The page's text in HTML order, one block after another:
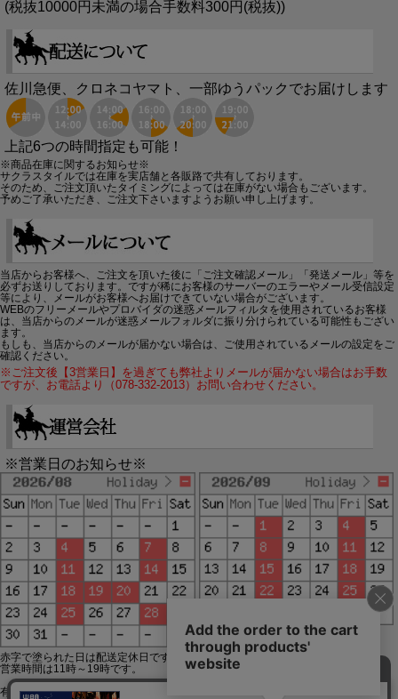
(税抜10000円未満の場合手数料300円(税抜))
佐川急便、クロネコヤマト、一部ゆうパックでお届けします
上記6つの時間指定も可能！
※商品在庫に関するお知らせ※
サクラスタイルでは在庫を実店舗と各販路で共有しております。
そのため、ご注文頂いたタイミングによっては在庫がない場合もございます。
予めご了承いただき、ご注文下さいますようお願い申し上げます。
当店からお客様へ、ご注文を頂いた後に「ご注文確認メール」「発送メール」等を
必ずお送りしております。ですが稀にお客様のサーバーのエラーやメール受信設定
等により、メールがお客様へお届けできていない場合がございます。
WEBのフリーメールやプロバイダの迷惑メールフィルタを使用されているお客様
は、当店からのメールが迷惑メールフォルダに振り分けられている可能性もござい
ます。
もしも、当店からのメールが届かない場合は、ご使用されているメールの設定をご
確認ください。
※ご注文後【3営業日】を過ぎても弊社よりメールが届かない場合はお手数
ですが、お電話より（078-332-2013）お問い合わせください。
※営業日のお知らせ※
赤字で塗られた日は配送定休日です。
営業時間は11時～19時です。
有限会社ジップジップ SakuraStyle通販事業部